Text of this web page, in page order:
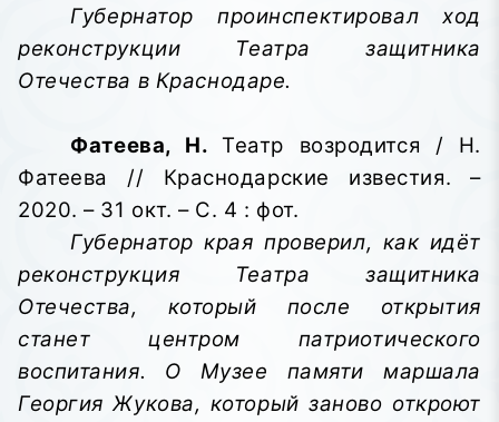
Губернатор проинспектировал ход
реконструкции Театра защитника
Отечества в Краснодаре.
Фатеева, Н.Театр возродится / Н.
Фатеева // Краснодарские известия. –
2020. – 31 окт. – С. 4 : фот.
Губернатор края проверил, как идёт
реконструкция Театра защитника
Отечества, который после открытия
станет центром патриотического
воспитания. О Музее памяти маршала
Георгия Жукова, который заново откроют